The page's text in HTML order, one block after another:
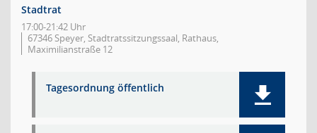
Stadtrat
17:00-21:42 Uhr
67346 Speyer, Stadtratssitzungssaal, Rathaus,
Maximilianstraße 12
Tagesordnung öffentlich